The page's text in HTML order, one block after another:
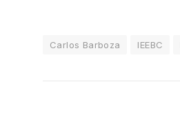
Carlos Barboza IEEBC